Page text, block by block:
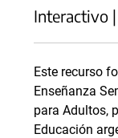
Interactivo
Este recurso
Enseñanza
para Adultos,
Educación